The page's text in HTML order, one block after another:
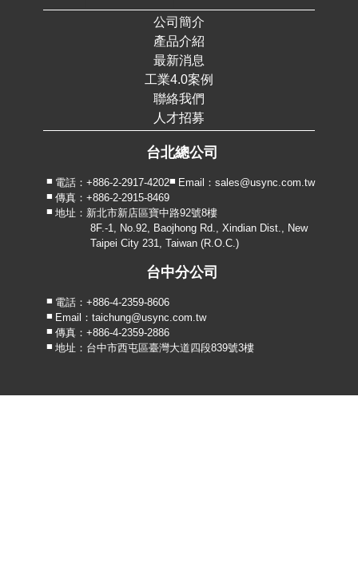
公司簡介
產品介紹
最新消息
工業4.0案例
聯絡我們
人才招募
台北總公司
電話：+886-2-2917-4202
Email：sales@usync.com.tw
傳真：+886-2-2915-8469
地址：新北市新店區寶中路92號8樓
8F.-1, No.92, Baojhong Rd., Xindian Dist., New
Taipei City 231, Taiwan (R.O.C.)
台中分公司
電話：+886-4-2359-8606
Email：taichung@usync.com.tw
傳真：+886-4-2359-2886
地址：台中市西屯區臺灣大道四段839號3樓